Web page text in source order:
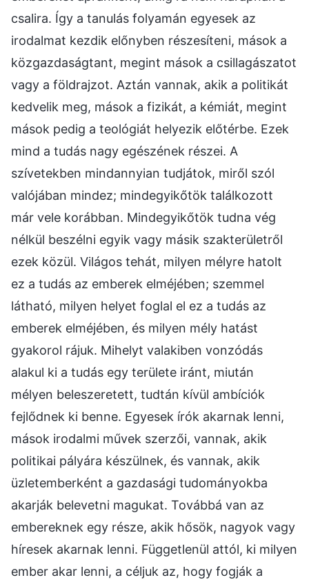
csalira. Így a tanulás folyamán egyesek az
irodalmat kezdik előnyben részesíteni, mások a
közgazdaságtant, megint mások a csillagászatot
vagy a földrajzot. Aztán vannak, akik a politikát
kedvelik meg, mások a fizikát, a kémiát, megint
mások pedig a teológiát helyezik előtérbe. Ezek
mind a tudás nagy egészének részei. A
szívetekben mindannyian tudjátok, miről szól
valójában mindez; mindegyikőtök találkozott
már vele korábban. Mindegyikőtök tudna vég
nélkül beszélni egyik vagy másik szakterületről
ezek közül. Világos tehát, milyen mélyre hatolt
ez a tudás az emberek elméjében; szemmel
látható, milyen helyet foglal el ez a tudás az
emberek elméjében, és milyen mély hatást
gyakorol rájuk. Mihelyt valakiben vonzódás
alakul ki a tudás egy területe iránt, miután
mélyen beleszeretett, tudtán kívül ambíciók
fejlődnek ki benne. Egyesek írók akarnak lenni,
mások irodalmi művek szerzői, vannak, akik
politikai pályára készülnek, és vannak, akik
üzletemberként a gazdasági tudományokba
akarják belevetni magukat. Továbbá van az
embereknek egy része, akik hősök, nagyok vagy
híresek akarnak lenni. Függetlenül attól, ki milyen
ember akar lenni, a céljuk az, hogy fogják a